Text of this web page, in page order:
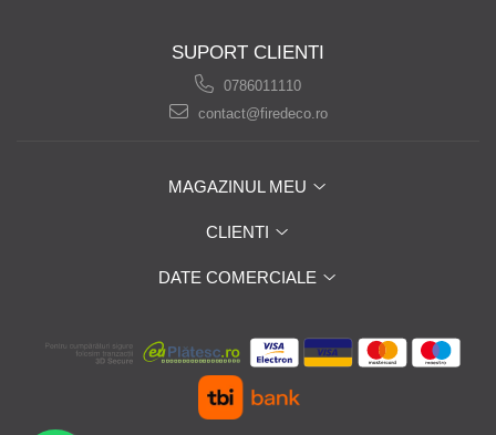
SUPORT CLIENTI
0786011110
contact@firedeco.ro
MAGAZINUL MEU
CLIENTI
DATE COMERCIALE